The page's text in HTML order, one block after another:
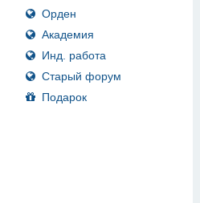
Орден
Академия
Инд. работа
Старый форум
Подарок